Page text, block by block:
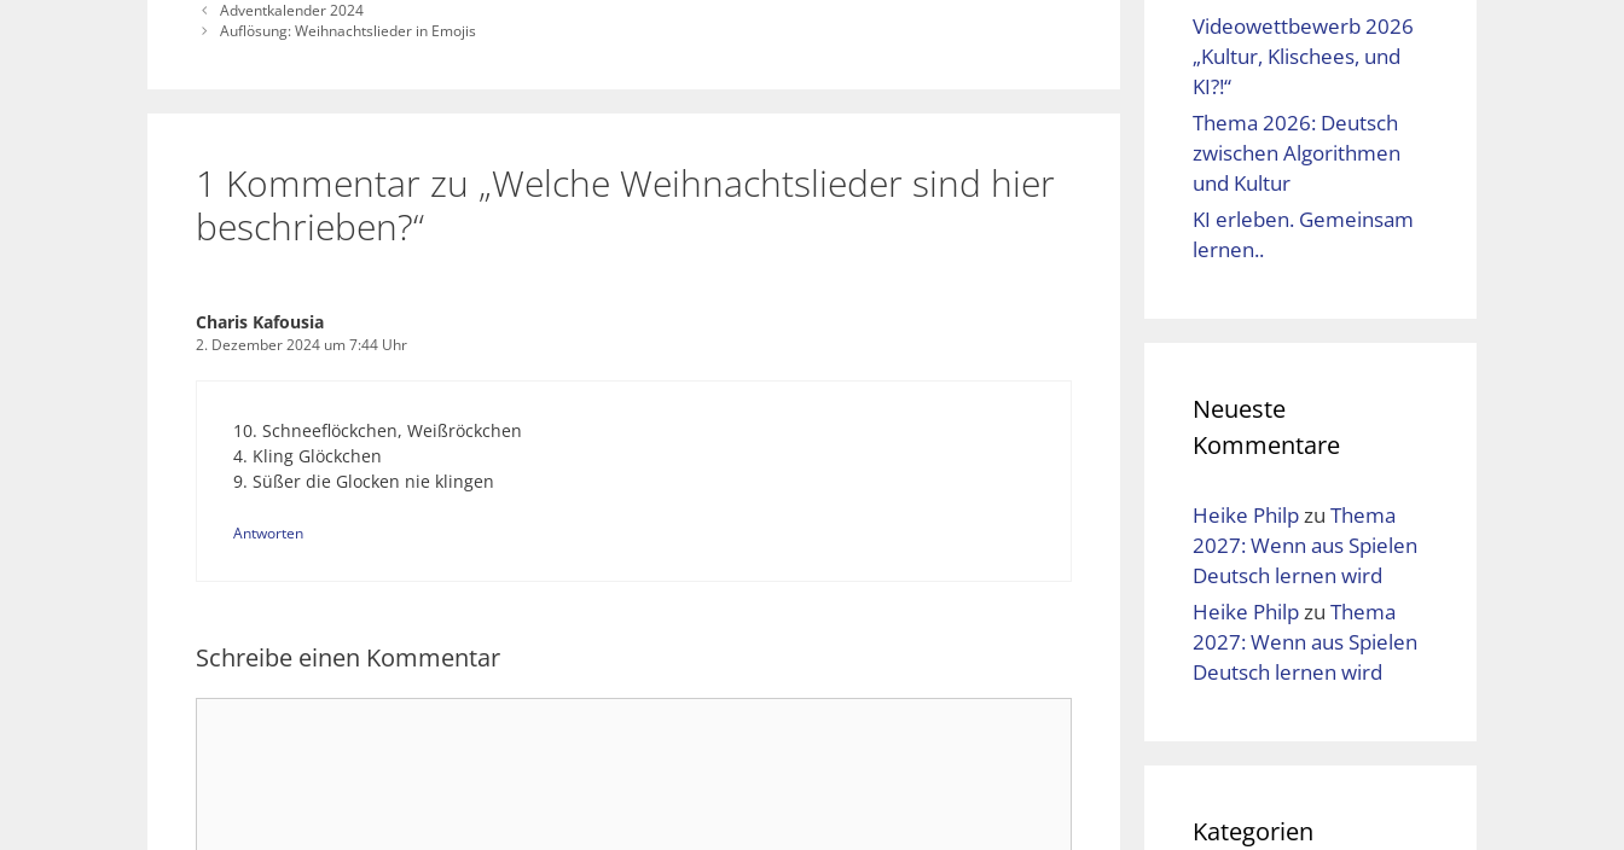
Adventkalender 2024
Auflösung: Weihnachtslieder in Emojis
1 Kommentar zu „Welche Weihnachtslieder sind hier
beschrieben?“
Charis Kafousia
2. Dezember 2024 um 7:44 Uhr
10. Schneeflöckchen, Weißröckchen
4. Kling Glöckchen
9. Süßer die Glocken nie klingen
Antworten
Schreibe einen Kommentar
Videowettbewerb 2026
„Kultur, Klischees, und
KI?!“
Thema 2026: Deutsch
zwischen Algorithmen
und Kultur
KI erleben. Gemeinsam
lernen..
Neueste
Kommentare
Heike Philpzu Thema
2027: Wenn aus Spielen
Deutsch lernen wird
Heike Philpzu Thema
2027: Wenn aus Spielen
Deutsch lernen wird
Kategorien